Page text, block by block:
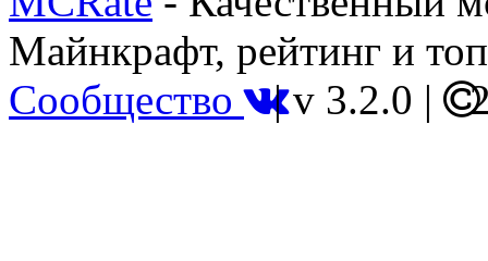
Майнкрафт, рейтинг и
Сообщество |v 3.2.0 |